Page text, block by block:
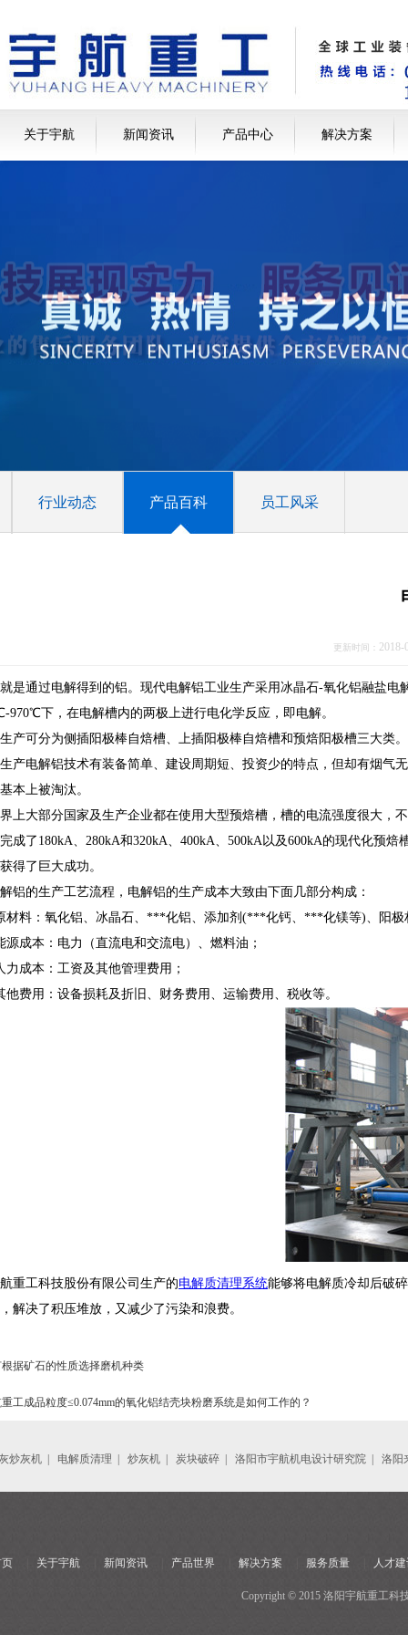
关于宇航 新闻资讯 产品中心 解决方案
行业动态 产品百科 员工风采
更新时间：
是通过电解得到的铝。现代电解铝工业生产采用冰晶石-氧化铝融盐
970℃下，在电解槽内的两极上进行电化学反应，即电解。
产可分为侧插阳极棒自焙槽、上插阳极棒自焙槽和预焙阳极槽三大类。
产电解铝技术有装备简单、建设周期短、投资少的特点，但却有烟气
本上被淘汰。
上大部分国家及生产企业都在使用大型预焙槽，槽的电流强度很大，
成了180kA、280kA和320kA、400kA、500kA以及600kA的现代化预
得了巨大成功。
铝的生产工艺流程，电解铝的生产成本大致由下面几部分构成：
材料：氧化铝、冰晶石、***化铝、添加剂(***化钙、***化镁等)、阳极
源成本：电力（直流电和交流电）、燃料油；
力成本：工资及其他管理费用；
他费用：设备损耗及折旧、财务费用、运输费用、税收等。
重工科技股份有限公司生产的电解质清理系统能够将电解质冷却后破
解决了积压堆放，又减少了污染和浪费。
据矿石的性质选择磨机种类
工成品粒度≤0.074mm的氧化铝结壳块粉磨系统是如何工作的？
炒灰机 电解质清理 炒灰机 炭块破碎 洛阳市宇航机电设计研究院 洛阳
关于宇航 新闻资讯 产品世界 解决方案 服务质量 人才
Copyright © 2015 洛阳宇航重工科